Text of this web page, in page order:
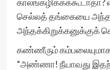
செல்லத் தங்கையை
அந்தக்கிறுக்கனுக்குக்
கண்ணீரும் கம்பலையுமாக
“அண்ணா! நீயாவது